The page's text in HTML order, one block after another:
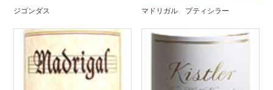
ジゴンダス マドリガル プティシラー